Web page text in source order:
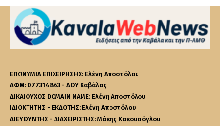
ΕΠΩΝΥΜΙΑ ΕΠΙΧΕΙΡΗΣΗΣ: Ελένη Αποστόλου
ΑΦΜ: 077314863 - ΔΟΥ Καβάλας
ΔΙΚΑΙΟΥΧΟΣ DOMAIN NAME: Ελένη Αποστόλου
ΙΔΙΟΚΤΗΤΗΣ - ΕΚΔΟΤΗΣ: Ελένη Αποστόλου
ΔΙΕΥΘΥΝΤΗΣ - ΔΙΑΧΕΙΡΙΣΤΗΣ: Μάκης Κακουσόγλου